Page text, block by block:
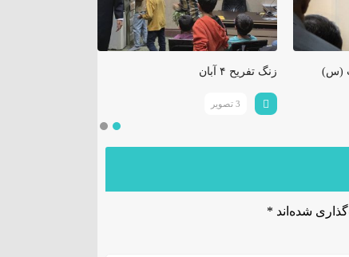
(س) زنگ تفریح ۴ آبان
3 تصویر
شده‌اند *